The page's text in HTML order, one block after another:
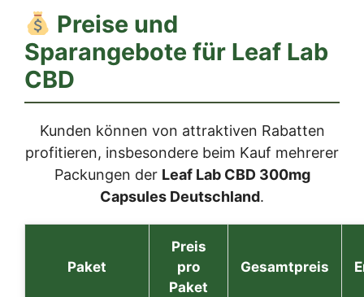
Preise und
Sparangebote für Leaf Lab
CBD
Kunden können von attraktiven Rabatten
profitieren, insbesondere beim Kauf mehrerer
Packungen der Leaf Lab CBD 300mg
Capsules Deutschland.
Paket
Preis
pro
Paket
Gesamtpreis